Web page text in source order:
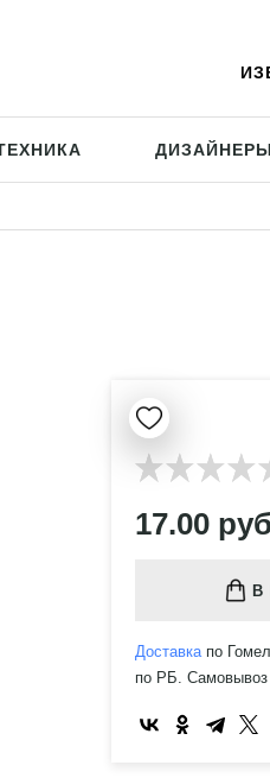
ДИЗАЙНЕРЫ
17.00
В
Доставкапо
по РБ. Самовывоз